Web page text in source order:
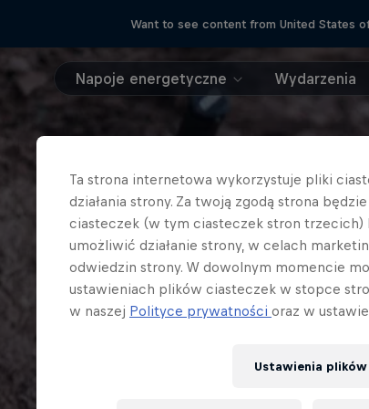
Want to see content from United States
Napoje energetyczne Wydarzenia
Ta strona internetowa wykorzystuje pliki
działania strony. Za twoją zgodą strona
ciasteczek (w tym ciasteczek stron trzecich)
umożliwić działanie strony, w celach
odwiedzin strony. W dowolnym momencie
ustawieniach plików ciasteczek w stopce
w naszej Polityce prywatności oraz w
Ustawienia